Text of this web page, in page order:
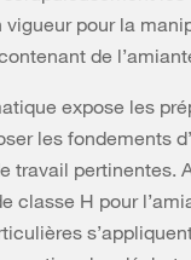
vigueur pour la
de
expose les
les fondements
travail pertinentes.
classe H pour